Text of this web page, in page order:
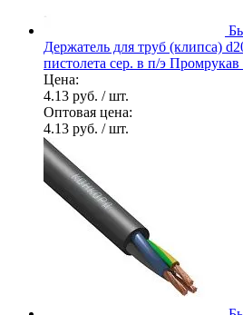
Держатель для труб (клипса)
пистолета сер. в п/э
Цена:
4.13 руб. / шт.
Оптовая цена:
4.13 руб. / шт.